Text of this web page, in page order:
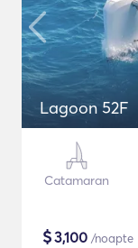
Lagoon 52F
Catamaran
$3,100 /noapte